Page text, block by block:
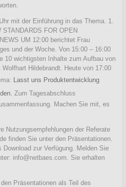
mit der Einführung in das Thema. 1.
STANDARDS FOR OPEN
UM 12:00 berichtet Frau
und der Woche. Von 15:00 – 16:00
10 wichtigsten Inhalte zum Aufbau von
Hildebrandt. Heute von 17:00
Lasst uns Produktentwicklung
Zum Tagesabschluss
Machen Sie mit, es
Nutzungsempfehlungen der Referate
finden Sie unter den Präsentationen.
zur Verfügung. Melden Sie
info@netbaes.com. Sie erhalten
Präsentationen als Teil des